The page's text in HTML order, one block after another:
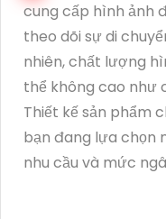
cung cấp hình ảnh
theo dõi sự di
nhiên, chất lượng
thể không cao như
Thiết kế sản phẩm
bạn đang lựa chọn
nhu cầu và mức